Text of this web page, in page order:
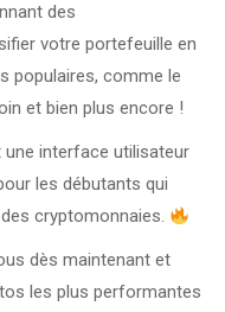
des
votre portefeuille en
populaires, comme le
et bien plus encore !
interface utilisateur
les débutants qui
cryptomonnaies.
dès maintenant et
les plus performantes